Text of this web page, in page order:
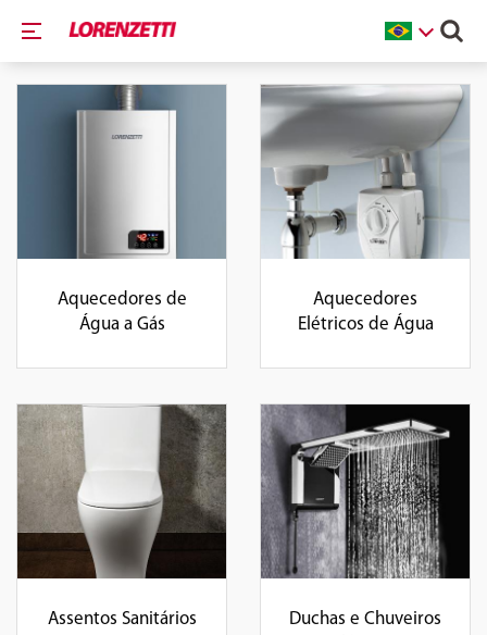
Aquecedores de
Água a Gás
Aquecedores
Elétricos de Água
Assentos Sanitários
Duchas e Chuveiros